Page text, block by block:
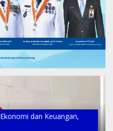
Ekonomi dan Keuangan,